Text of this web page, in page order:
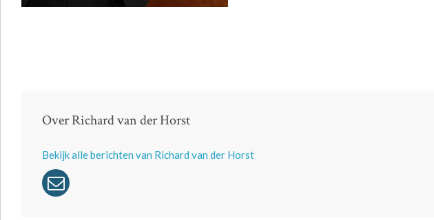
Over Richard van der Horst
Bekijk alle berichten van Richard van der Horst